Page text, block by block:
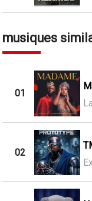
musiques
01
02